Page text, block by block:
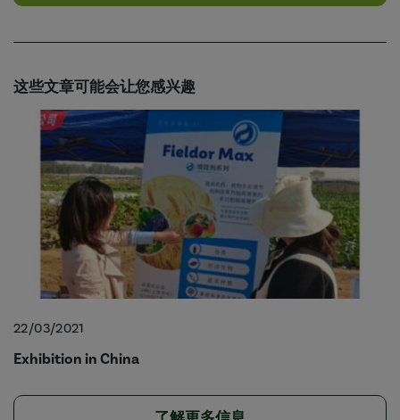
这些文章可能会让您感兴趣
22/03/2021
Exhibition in China